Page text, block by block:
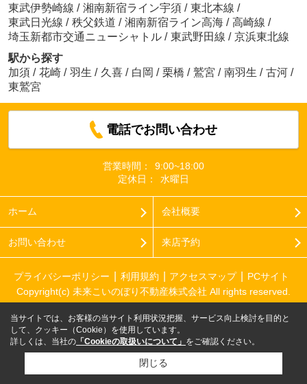
東武伊勢崎線 / 湘南新宿ライン宇須 / 東北本線 /
東武日光線 / 秩父鉄道 / 湘南新宿ライン高海 / 高崎線 /
埼玉新都市交通ニューシャトル / 東武野田線 / 京浜東北線
駅から探す
加須 / 花崎 / 羽生 / 久喜 / 白岡 / 栗橋 / 鷲宮 / 南羽生 / 古河 /
東鷲宮
電話でお問い合わせ
営業時間：
9:00~18:00
定休日：
水曜日
ホーム 会社概要
お問い合わせ 来店予約
プライバシーポリシー 利用規約 アクセスマップ
PCサイト
Copyright(c) 未来こいのぼり不動産株式会社 All rights reserved.
当サイトでは、お客様の当サイト利用状況把握、サービス向上検討を目的と
して、クッキー（Cookie）を使用しています。
詳しくは、当社の 「Cookieの取扱いについて」 をご確認ください。
閉じる